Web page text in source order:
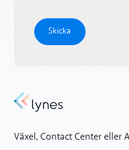
Växel, Contact Center eller